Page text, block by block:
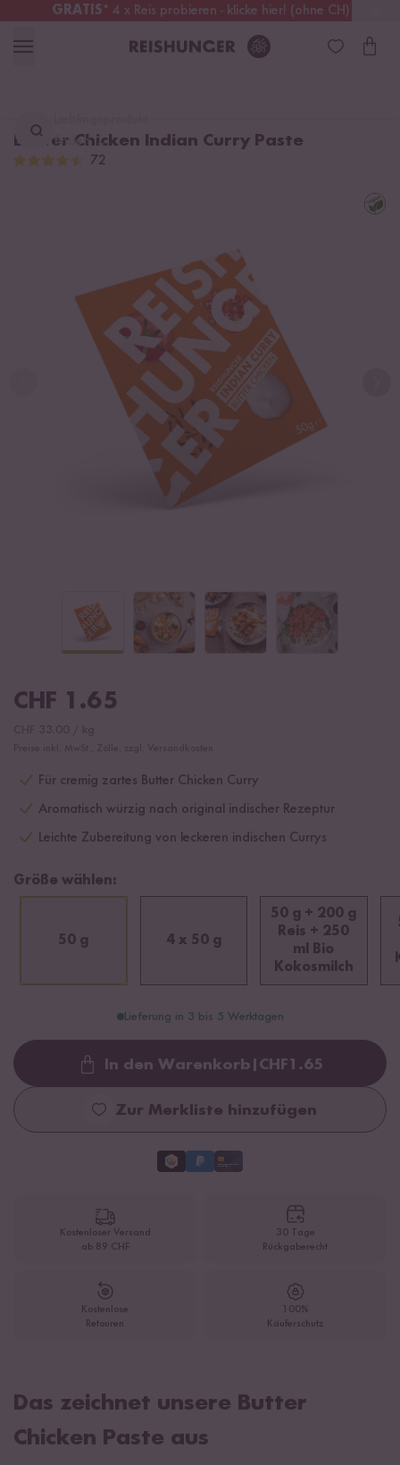
GRATIS* 4 x Reis probieren - klicke hier! (ohne CH)
Schweiz Alle Zölle & Steuern inklusive
finden ...
Butter Chicken Indian Curry Paste
72
CHF 1.65
Für cremig zartes Butter Chicken Curry
Aromatisch würzig nach original indischer Rezeptur
Leichte Zubereitung von leckeren indischen Currys
Größe wählen:
50 g 4 x 50 g
50 g + 200 g
Reis + 250
ml Bio
Kokosmilch
Lieferung in 3 bis 5 Werktagen
Loading...
In den Warenkorb CHF1.65
Zur Merkliste hinzufügen
Kostenloser Versand
ab 89 CHF
30 Tage
Rückgaberecht
Kostenlose
Retouren
100%
Käuferschutz
Das zeichnet unsere Butter
Chicken Paste aus